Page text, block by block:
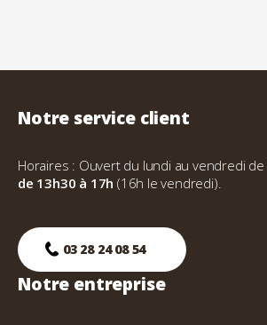
Notre service client
Horaires : Ouvert du lundi au vendredi de
de 13h30 à 17h(16h le vendredi).
03 28 24 08 54
Notre entreprise